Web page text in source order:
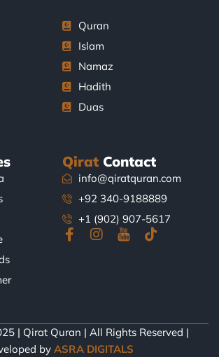
Quran
Islam
Namaz
Hadith
Duas
Qirat Contact
info@qiratquran.com
+92 340-9188889
+1 (902) 907-5617
F
k
-
I
a
m
J
t
u
T
| Qirat Quran | All Rights Reserved |
by ASRA DIGITALS